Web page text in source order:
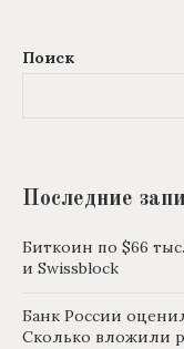
Поиск
Последние
Биткоин по $66
и Swissblock
Банк России
Сколько вложили